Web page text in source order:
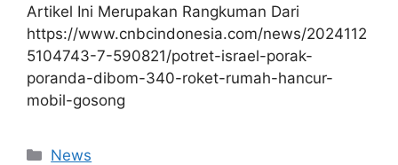
Artikel Ini Merupakan Rangkuman Dari
https://www.cnbcindonesia.com/news/2024112
5104743-7-590821/potret-israel-porak-
poranda-dibom-340-roket-rumah-hancur-
mobil-gosong
Kategori
News